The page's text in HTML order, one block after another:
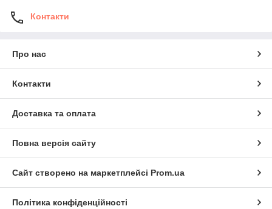
Контакти
Про нас
Контакти
Доставка та оплата
Повна версія сайту
Сайт створено на маркетплейсі Prom.ua
Політика конфіденційності